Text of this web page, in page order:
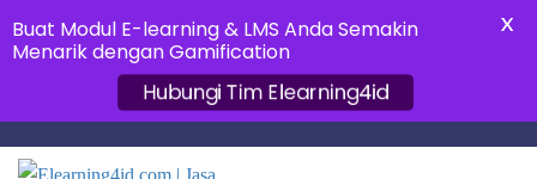
Buat Modul E-learning & LMS Anda Semakin
Menarik dengan Gamification
Hubungi Tim Elearning4id
X